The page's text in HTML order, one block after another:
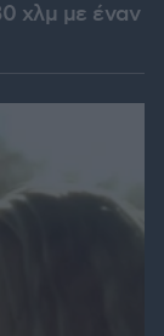
χλμ με έναν